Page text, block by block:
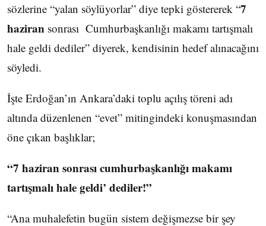
sözlerine “yalan söylüyorlar” diye tepki göstererek “7
haziran sonrası Cumhurbaşkanlığı makamı tartışmalı
hale geldi dediler” diyerek, kendisinin hedef alınacağını
söyledi.
İşte Erdoğan’ın Ankara’daki toplu açılış töreni adı
altında düzenlenen “evet” mitingindeki konuşmasından
öne çıkan başlıklar;
“7 haziran sonrası cumhurbaşkanlığı makamı
tartışmalı hale geldi’ dediler!”
“Ana muhalefetin bugün sistem değişmezse bir şey